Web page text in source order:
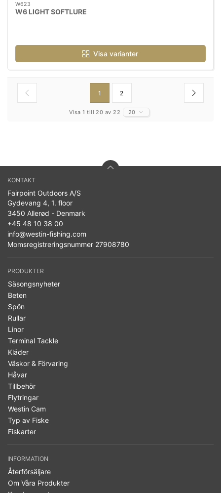
W623
W6 LIGHT SOFTLURE
Visa varianter
1 2
Visa 1 till 20 av 22 20
KONTAKT
Fairpoint Outdoors A/S
Gydevang 4, 1. floor
3450 Allerød - Denmark
+45 48 10 38 00
info@westin-fishing.com
Momsregistreringsnummer 27908780
PRODUKTER
Säsongsnyheter
Beten
Spön
Rullar
Linor
Terminal Tackle
Kläder
Väskor & Förvaring
Håvar
Tillbehör
Flytringar
Westin Cam
Typ av Fiske
Fiskarter
INFORMATION
Återförsäljare
Om Våra Produkter